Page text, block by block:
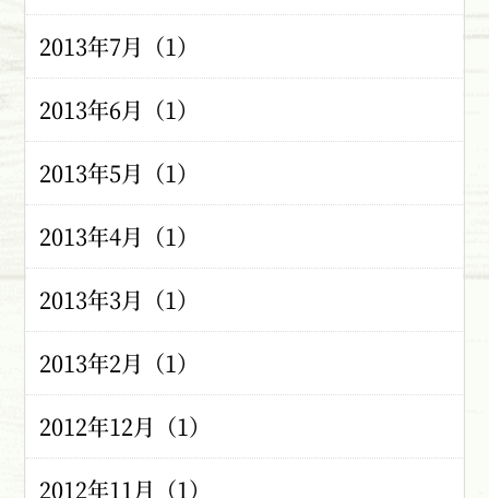
2013年7月（1）
2013年6月（1）
2013年5月（1）
2013年4月（1）
2013年3月（1）
2013年2月（1）
2012年12月（1）
2012年11月（1）